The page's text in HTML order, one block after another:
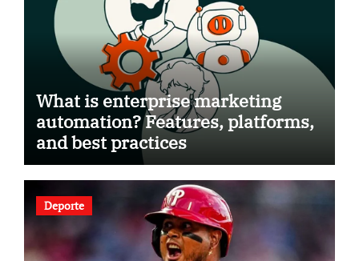
What is enterprise marketing
automation? Features, platforms,
and best practices
Deporte